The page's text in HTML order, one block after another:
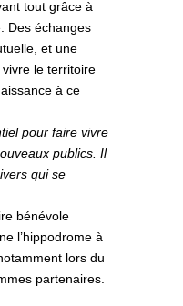
tout grâce à
Des échanges
et une
le territoire
à ce
pour faire vivre
publics. Il
qui se
bénévole
l’hippodrome à
lors du
partenaires.